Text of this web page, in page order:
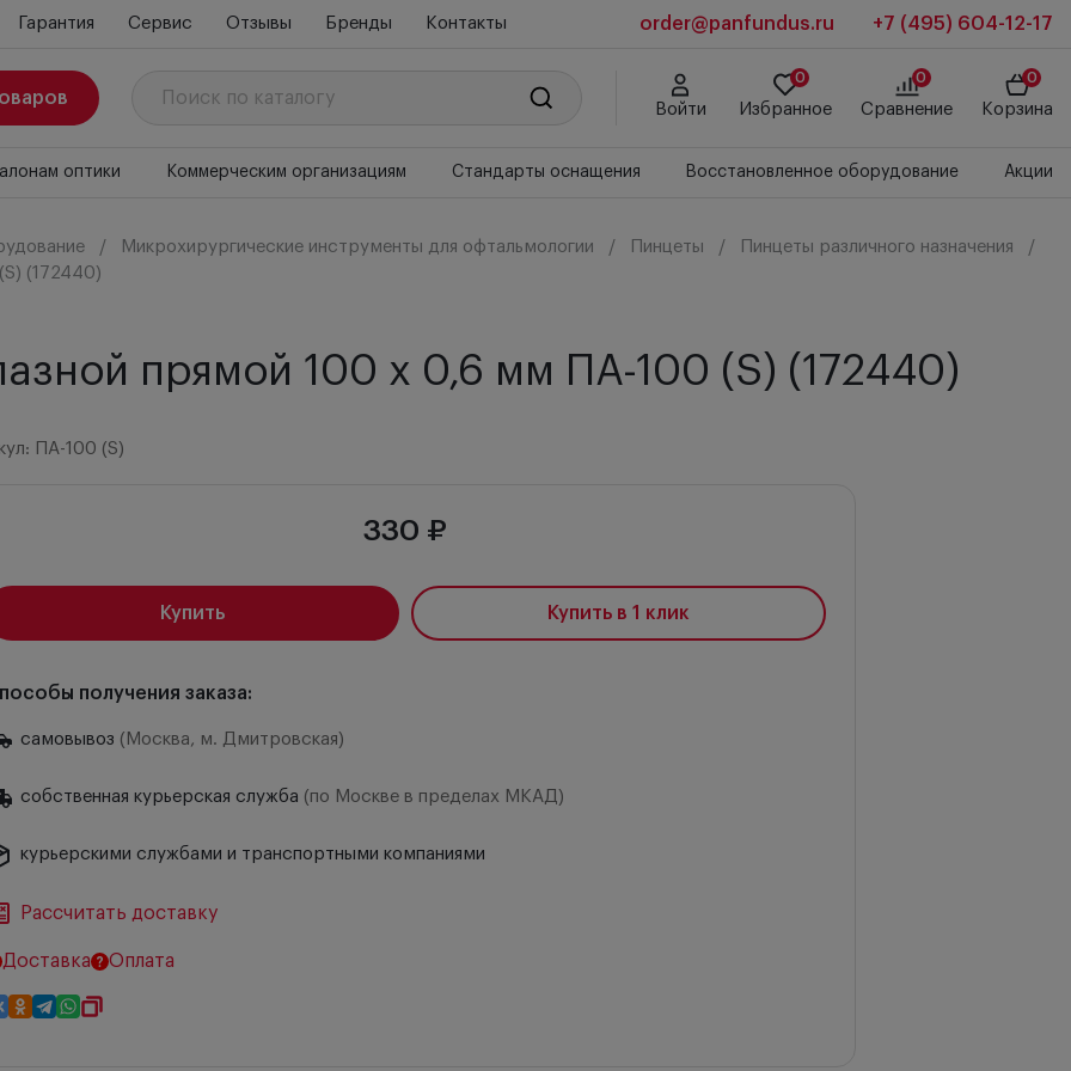
Гарантия Сервис Отзывы Бренды Контакты order@panfundus.ru +7 (495) 604-12-17
Войти
0
Избранное
0
Сравнение
0
Корзина
оптики Коммерческим организациям Стандарты оснащения Восстановленное оборудование Акции
Микрохирургические инструменты для офтальмологии Пинцеты
Пинцеты различного назначения
(172440)
прямой 100 х 0,6 мм ПА-100 (S) (172440)
ПА-100 (S)
330 ₽
Купить Купить в 1 клик
получения заказа:
самовывоз (Москва, м. Дмитровская)
собственная курьерская служба (по Москве в пределах МКАД)
курьерскими службами и транспортными компаниями
Рассчитать доставку
Доставка Оплата